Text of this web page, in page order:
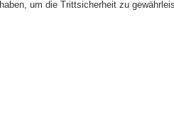
haben, um die Trittsicherheit zu